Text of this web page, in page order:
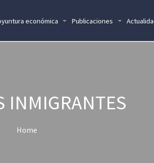
económica Publicaciones
INMIGRANTES
Home